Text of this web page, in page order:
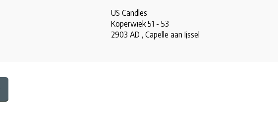
US Candles
Koperwiek 51 - 53
2903 AD , Capelle aan Ijssel